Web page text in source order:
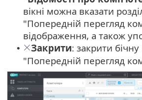
вікні можна вказати
"Попередній перегляд
відображення, а також
• Закрити: закрити
"Попередній перегляд